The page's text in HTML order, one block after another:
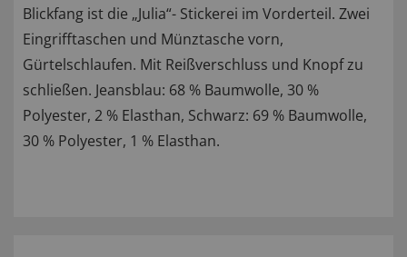
Blickfang ist die „Julia“- Stickerei im Vorderteil. Zwei
Eingrifftaschen und Münztasche vorn,
Gürtelschlaufen. Mit Reißverschluss und Knopf zu
schließen. Jeansblau: 68 % Baumwolle, 30 %
Polyester, 2 % Elasthan, Schwarz: 69 % Baumwolle,
30 % Polyester, 1 % Elasthan.